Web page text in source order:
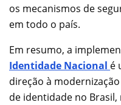
os mecanismos de
em todo o país.
Em resumo, a
Identidade Nacional é
direção à
de identidade no